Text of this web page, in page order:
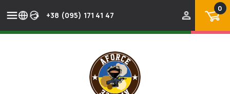
+38 (095) 171 41 47
0